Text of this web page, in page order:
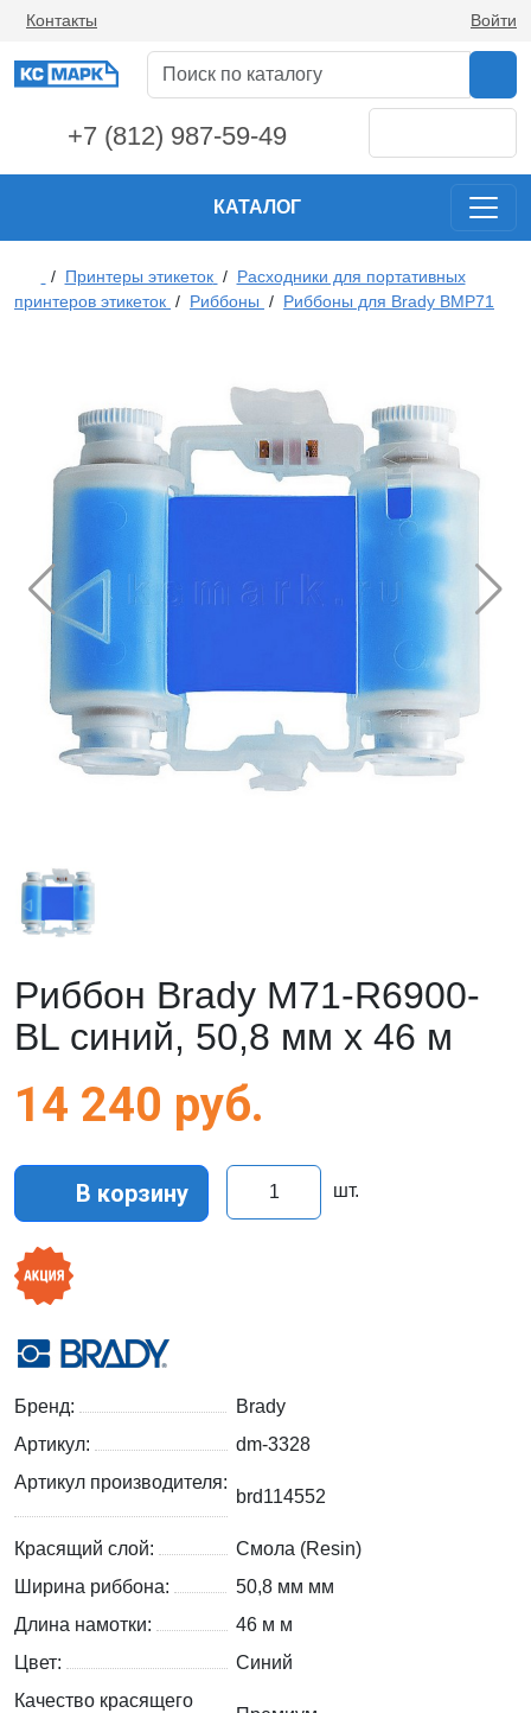
Контакты Войти
+7 (812) 987-59-49
КАТАЛОГ
/ Принтеры этикеток / Расходники для портативных
принтеров этикеток / Риббоны / Риббоны для Brady BMP71
Риббон Brady M71-R6900-
BL синий, 50,8 мм х 46 м
14 240 руб.
В корзину шт.
Бренд:
Brady
Артикул:
dm-3328
Артикул производителя:
brd114552
Красящий слой:
Смола (Resin)
Ширина риббона:
50,8 мм мм
Длина намотки:
46 м м
Цвет:
Синий
Качество красящего